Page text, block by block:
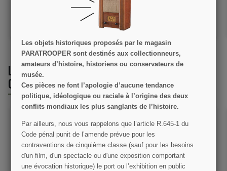
VOIR LE DÉTAIL
AJOUTER AU PANIER
LES CLIENTS QUI ONT ACHETÉ CE PRODUIT
ONT ÉGALEMENT ACHETÉ :
Les objets historiques proposés par le magasin
PARATROOPER sont destinés aux collectionneurs,
amateurs d’histoire, historiens ou conservateurs de
musée.
Ces pièces ne font l’apologie d’aucune tendance
politique, idéologique ou raciale à l’origine des deux
conflits mondiaux les plus sanglants de l’histoire.
Par ailleurs, nous vous rappelons que l’article R.645­-1 du
Code pénal punit de l’amende prévue pour les
contraventions de cinquième classe (sauf pour les besoins
d'un film, d'un spectacle ou d'une exposition comportant
une évocation historique) le port ou l’exhibition en public